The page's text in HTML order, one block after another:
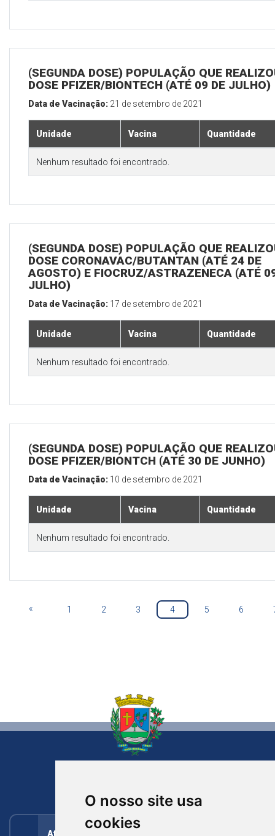
O nosso site usa
cookies
(SEGUNDA DOSE) POPULAÇÃO QUE
DOSE PFIZER/BIONTECH (ATÉ 09 DE JULHO)
Data de Vacinação: 21 de setembro de 2021
Unidade Vacina Quantidade
Nenhum resultado foi encontrado.
(SEGUNDA DOSE) POPULAÇÃO QUE
DOSE CORONAVAC/BUTANTAN (ATÉ 24 DE
AGOSTO) E FIOCRUZ/ASTRAZENECA (ATÉ
JULHO)
Data de Vacinação: 17 de setembro de 2021
Unidade Vacina Quantidade
Nenhum resultado foi encontrado.
(SEGUNDA DOSE) POPULAÇÃO QUE
DOSE PFIZER/BIONTCH (ATÉ 30 DE JUNHO)
Data de Vacinação: 10 de setembro de 2021
Unidade Vacina Quantidade
Nenhum resultado foi encontrado.
« 1 2 3 4 5 6
Atendimento